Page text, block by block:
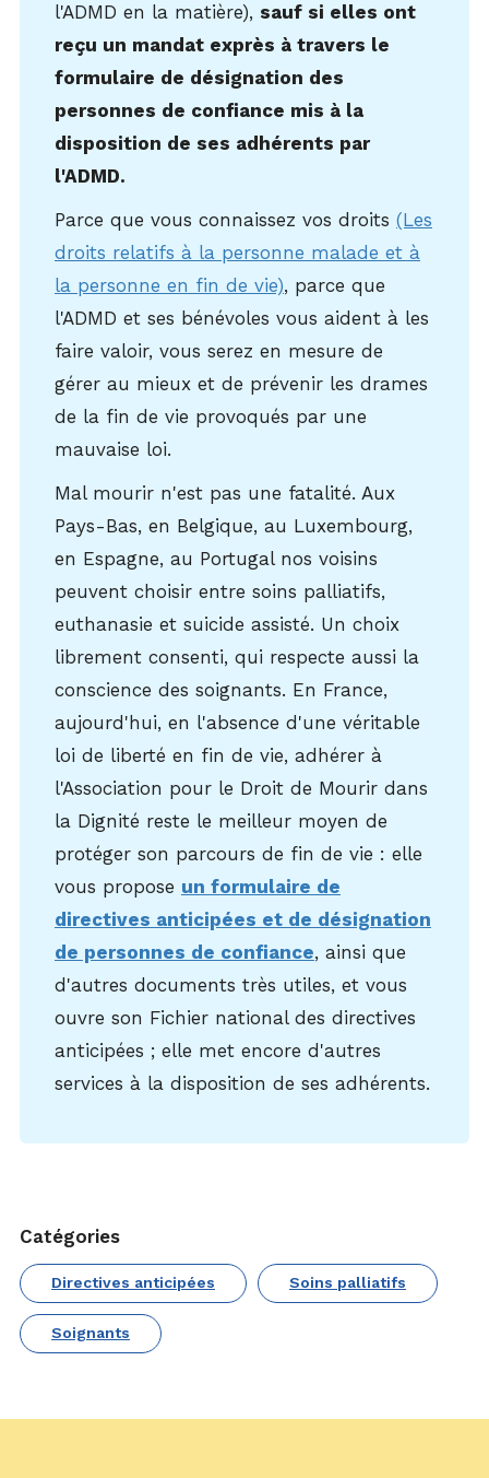
l'ADMD en la matière), sauf si elles ont
reçu un mandat exprès à travers le
formulaire de désignation des
personnes de confiance mis à la
disposition de ses adhérents par
l'ADMD.
Parce que vous connaissez vos droits (Les
droits relatifs à la personne malade et à
la personne en fin de vie), parce que
l'ADMD et ses bénévoles vous aident à les
faire valoir, vous serez en mesure de
gérer au mieux et de prévenir les drames
de la fin de vie provoqués par une
mauvaise loi.
Mal mourir n'est pas une fatalité. Aux
Pays-Bas, en Belgique, au Luxembourg,
en Espagne, au Portugal nos voisins
peuvent choisir entre soins palliatifs,
euthanasie et suicide assisté. Un choix
librement consenti, qui respecte aussi la
conscience des soignants. En France,
aujourd'hui, en l'absence d'une véritable
loi de liberté en fin de vie, adhérer à
l'Association pour le Droit de Mourir dans
la Dignité reste le meilleur moyen de
protéger son parcours de fin de vie : elle
vous propose un formulaire de
directives anticipées et de désignation
de personnes de confiance, ainsi que
d'autres documents très utiles, et vous
ouvre son Fichier national des directives
anticipées ; elle met encore d'autres
services à la disposition de ses adhérents.
Catégories
Directives anticipées Soins palliatifs
Soignants